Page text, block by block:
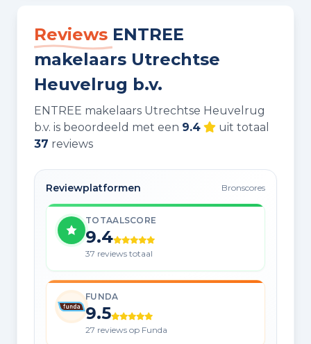
Reviews ENTREE
makelaars Utrechtse
Heuvelrug b.v.
ENTREE makelaars Utrechtse Heuvelrug
b.v. is beoordeeld met een 9.4
uit totaal
37 reviews
Reviewplatformen Bronscores
TOTAALSCORE
9.4
37 reviews totaal
FUNDA
9.5
27 reviews op Funda